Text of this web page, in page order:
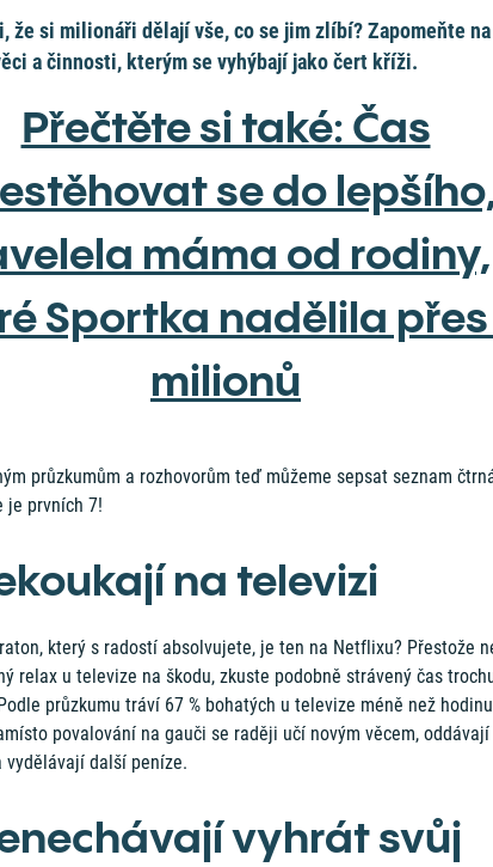
že si milionáři dělají vše, co se jim zlíbí? Zapomeňte
a činnosti, kterým se vyhýbají jako čert kříži.
Přečtěte si také: Čas
se do
máma od rodiny,
Sportka nadělila přes
milionů
průzkumům a rozhovorům teď můžeme sepsat seznam
je prvních 7!
na televizi
který s radostí absolvujete, je ten na Netflixu? Přestože
relax u televize na škodu, zkuste podobně strávený čas
průzkumu tráví 67 % bohatých u televize méně než hodinu
povalování na gauči se raději učí novým věcem, oddávají
vydělávají další peníze.
vyhrát svůj